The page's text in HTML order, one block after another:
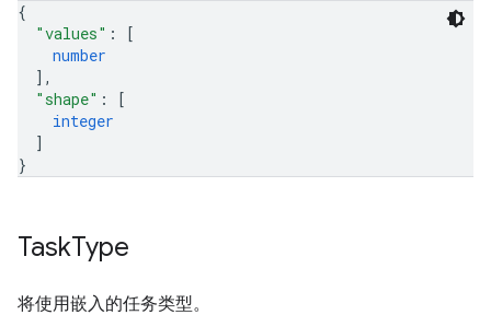
{
"values" :
[
number
] ,
"shape" :
[
integer
]
}
TaskType
将使用嵌入的任务类型。